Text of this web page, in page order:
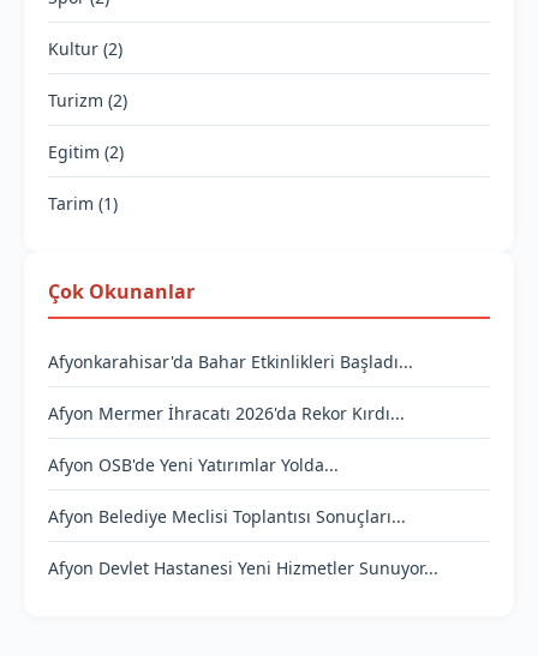
Kultur (2)
Turizm (2)
Egitim (2)
Tarim (1)
Çok Okunanlar
Afyonkarahisar'da Bahar Etkinlikleri Başladı...
Afyon Mermer İhracatı 2026'da Rekor Kırdı...
Afyon OSB'de Yeni Yatırımlar Yolda...
Afyon Belediye Meclisi Toplantısı Sonuçları...
Afyon Devlet Hastanesi Yeni Hizmetler Sunuyor...